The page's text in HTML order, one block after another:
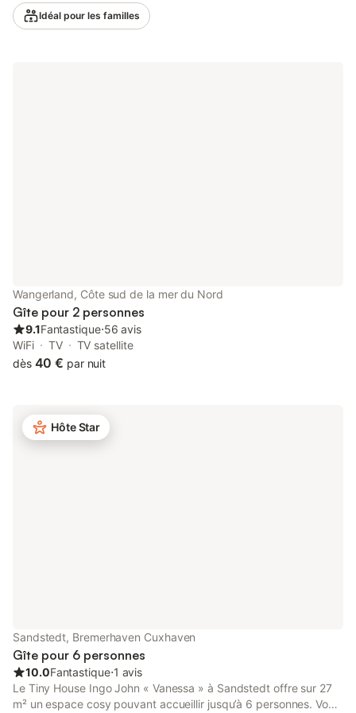
également à votre disposition. Profitez d’un espace extérieur
privé avec jardin, terrasse ouverte et barbecue. La maison se
Idéal pour les familles
Wangerland, Côte sud de la mer du Nord
Gîte pour 2 personnes
9.1Fantastique⋅56 avis
WiFi
TV
TV satellite
dès 40 € par nuit
Hôte Star
Sandstedt, Bremerhaven Cuxhaven
Gîte pour 6 personnes
10.0Fantastique⋅1 avis
Le Tiny House Ingo John « Vanessa » à Sandstedt offre sur 27
m² un espace cosy pouvant accueillir jusqu’à 6 personnes. Vous